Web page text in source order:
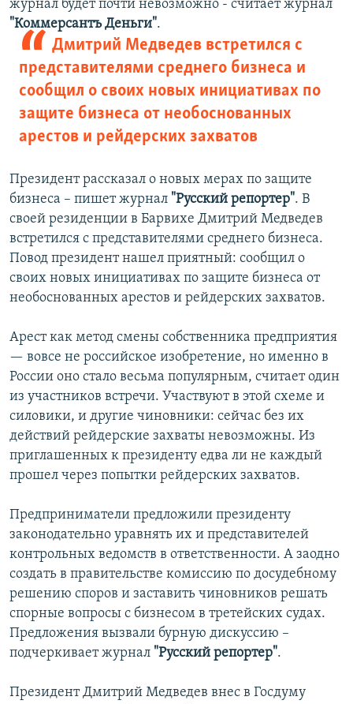
журнал будет почти невозможно - считает журнал
"Коммерсантъ Деньги".
Дмитрий Медведев встретился с
представителями среднего бизнеса и
сообщил о своих новых инициативах по
защите бизнеса от необоснованных
арестов и рейдерских захватов
Президент рассказал о новых мерах по защите
бизнеса – пишет журнал "Русский репортер". В
своей резиденции в Барвихе Дмитрий Медведев
встретился с представителями среднего бизнеса.
Повод президент нашел приятный: сообщил о
своих новых инициативах по защите бизнеса от
необоснованных арестов и рейдерских захватов.
Арест как метод смены собственника предприятия
— вовсе не российское изобретение, но именно в
России оно стало весьма популярным, считает один
из участников встречи. Участвуют в этой схеме и
силовики, и другие чиновники: сейчас без их
действий рейдерские захваты невозможны. Из
приглашенных к президенту едва ли не каждый
прошел через попытки рейдерских захватов.
Предприниматели предложили президенту
законодательно уравнять их и представителей
контрольных ведомств в ответственности. А заодно
создать в правительстве комиссию по досудебному
решению споров и заставить чиновников решать
спорные вопросы с бизнесом в третейских судах.
Предложения вызвали бурную дискуссию –
подчеркивает журнал "Русский репортер".
Президент Дмитрий Медведев внес в Госдуму